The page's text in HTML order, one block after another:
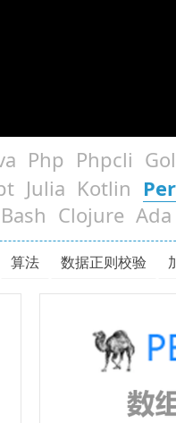
Php Phpcli
Julia Kotlin
Bash Clojure Ada
算法 数据正则校验